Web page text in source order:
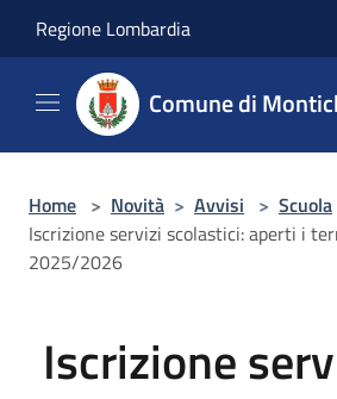
Regione Lombardia
Comune di
Home > Novità > Avvisi > Scuola
Iscrizione servizi scolastici: aperti i
2025/2026
Iscrizione